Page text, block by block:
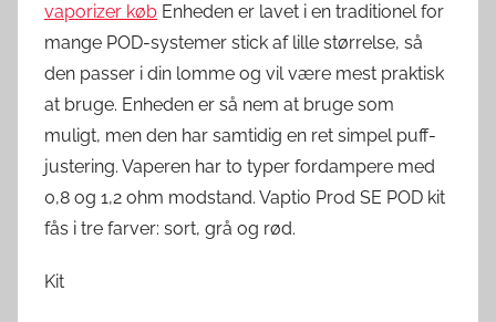
vaporizer køb Enheden er lavet i en traditionel for
mange POD-systemer stick af lille størrelse, så
den passer i din lomme og vil være mest praktisk
at bruge. Enheden er så nem at bruge som
muligt, men den har samtidig en ret simpel puff-
justering. Vaperen har to typer fordampere med
0,8 og 1,2 ohm modstand. Vaptio Prod SE POD kit
fås i tre farver: sort, grå og rød.
Kit